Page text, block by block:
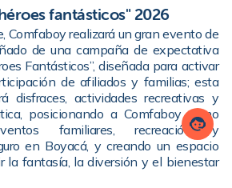
fantásticos" 2026
Comfaboy realizará un gran evento de
de una campaña de expectativa
Fantásticos”, diseñada para activar
de afiliados y familias; esta
disfraces, actividades recreativas y
posicionando a Comfaboy como
familiares, recreación y
en Boyacá, y creando un espacio
la fantasía, la diversión y el bienestar